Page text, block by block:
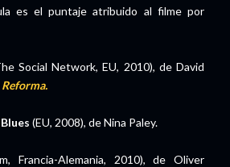
es el puntaje atribuido al filme por
Social Network, EU, 2010), de David
Reforma.
(EU, 2008), de Nina Paley.
Francia-Alemania, 2010), de Oliver